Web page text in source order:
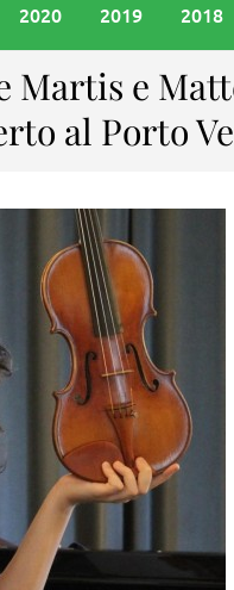
2020 2019 2018
Martis e
al Porto